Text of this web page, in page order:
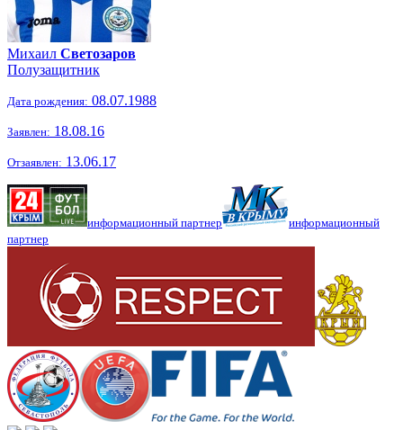
Михаил Светозаров
Полузащитник
Дата рождения: 08.07.1988
Заявлен: 18.08.16
Отзаявлен: 13.06.17
информационный партнер
информационный
партнер